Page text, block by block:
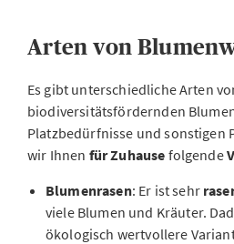
Arten von
Es gibt unterschiedliche Arten
biodiversitätsfördernden
Platzbedürfnisse und sonstigen
wir Ihnen für Zuhause folgende
Blumenrasen: Er ist sehr
viele Blumen und Kräuter.
ökologisch wertvollere